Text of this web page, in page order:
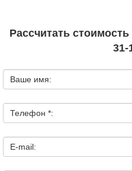
Рассчитать
31-
Ваше имя:
Телефон *:
E-mail: